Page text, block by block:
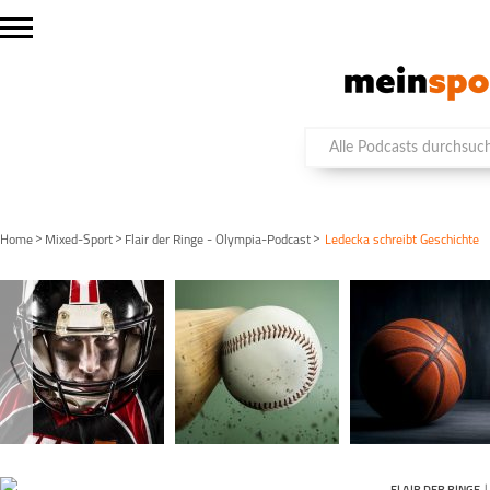
Home > Mixed-Sport > Flair der Ringe - Olympia-Podcast > Ledecka schreibt Geschichte